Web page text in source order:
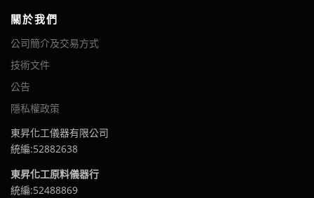
關於我們
公司簡介及交易方式
技術文件
公告
隱私權政策
東昇化工儀器有限公司
統編:52882638
東昇化工原料儀器行
統編:52488869